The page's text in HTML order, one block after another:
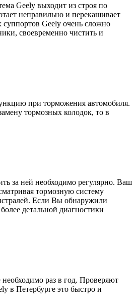
Geely выходит из строя по
неправильно и перекашивает
Geely очень сложно
своевременно чистить и
при торможения автомобиля.
тормозных колодок, то в
за ней необходимо регулярно. Ваш
тормозную систему
Если Вы обнаружили
детальной диагностики
раз в год. Проверяют
в Петербурге это быстро и